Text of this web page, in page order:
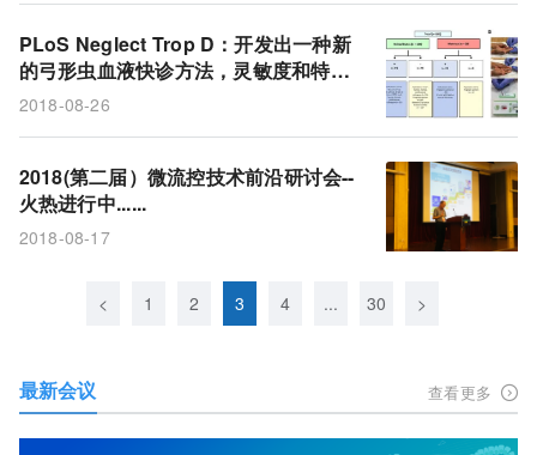
PLoS Neglect Trop D：开发出一种新
的弓形虫血液快诊方法，灵敏度和特异
性均为100%
2018-08-26
2018(第二届）微流控技术前沿研讨会--
火热进行中......
2018-08-17
< 1 2 3 4 ... 30 >
最新会议 查看更多